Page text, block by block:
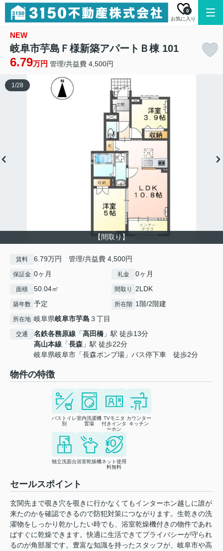
お気に入り
0
NEW
岐阜市芋島Ｆ様新築アパートＢ棟 101
6.79万円 管理/共益費 4,500円
【間取り】
1/28
賃料 6.79万円 管理/共益費 4,500円
保証金 0ヶ月 礼金 0ヶ月
面積 50.04㎡ 間取り 2LDK
築年数 予定 所在階 1階/2階建
所在地 岐阜県岐阜市芋島 ３丁目
交通 名鉄各務原線 「高田橋 」駅 徒歩13分
高山本線 「長森 」駅 徒歩22分
岐阜県岐阜市「長森ポンプ場」バス停下車 徒歩2分
物件の特徴
バストイレ
別
室内洗濯機
置場
TVモニタ
付きインタ
ーホン
カウンター
キッチン
独立洗面台浴室乾燥機ネット使用
料無料
セールスポイント
玄関先まで覗き穴を覗きに行かなくてもインターホン越しに誰が
来たのかを確認できるので防犯対策につながります。生乾きの洗
濯物をしっかり乾かしたい時でも、浴室乾燥機付きの物件であれ
ばすぐに乾燥できます。快適に生活できてプライバシーが守られ
るのが角部屋です。豊富な知識を持ったスタッフが、岐阜市や高